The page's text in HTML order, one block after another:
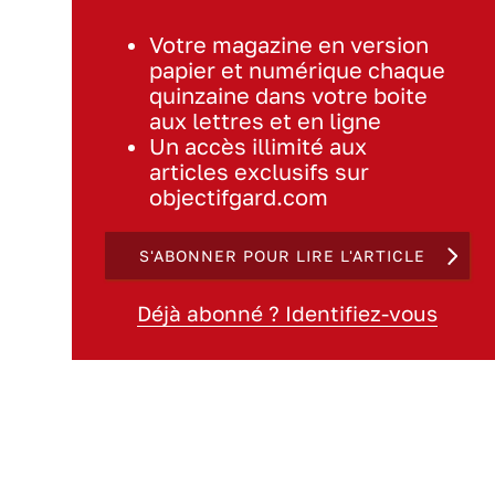
Votre magazine en version
papier et numérique chaque
quinzaine dans votre boite
aux lettres et en ligne
Un accès illimité aux
articles exclusifs sur
objectifgard.com
S'ABONNER POUR LIRE L'ARTICLE
Déjà abonné ? Identifiez-vous